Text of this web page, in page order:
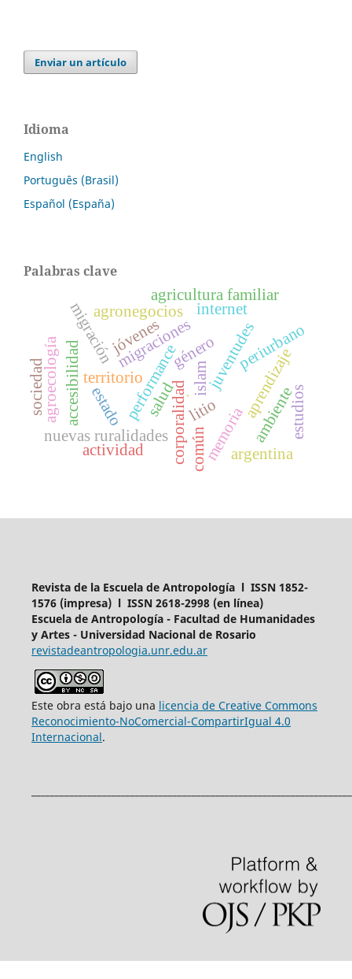
Enviar un artículo
Idioma
English
Português (Brasil)
Español (España)
Palabras clave
memoria
corporalidad
performance
migraciones juventudes
nuevas ruralidades
territorio
salud
accesibilidad género
migraciónagronegocios
periurbano
agricultura familiar
agroecología litio aprendizaje
común
actividad
ambiente
sociedad .
internet
estado
islam
estudios
argentina
jóvenes
Revista de la Escuela de Antropología l ISSN 1852-
1576 (impresa) l ISSN 2618-2998 (en línea)
Escuela de Antropología - Facultad de Humanidades
y Artes - Universidad Nacional de Rosario
revistadeantropologia.unr.edu.ar
Este obra está bajo una licencia de Creative Commons
Reconocimiento-NoComercial-CompartirIgual 4.0
Internacional.